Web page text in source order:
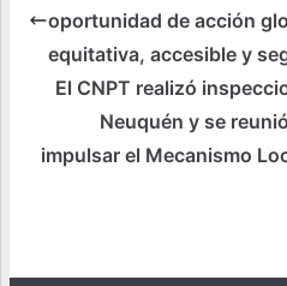
oportunidad de acción
equitativa, accesible y
El CNPT realizó
Neuquén y se
impulsar el Mecanismo